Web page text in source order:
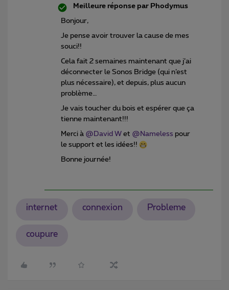
Meilleure réponse par Phodymus
Bonjour,
Je pense avoir trouver la cause de mes
souci!!
Cela fait 2 semaines maintenant que j’ai
déconnecter le Sonos Bridge (qui n’est
plus nécessaire), et depuis, plus aucun
problème…
Je vais toucher du bois et espérer que ça
tienne maintenant!!!
Merci à @David W et @Nameless pour
le support et les idées!!
Bonne journée!
internet connexion Probleme
coupure